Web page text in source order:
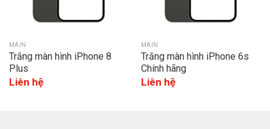
MAIN
Trắng màn hình iPhone 8
Plus
Liên hệ
MAIN
Trắng màn hình iPhone 6s
Chính hãng
Liên hệ